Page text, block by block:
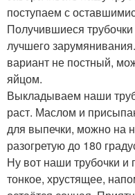
поступаем с
Получившиеся
лучшего
вариант не постный,
яйцом.
Выкладываем наши
раст. Маслом и
для выпечки, можно на
разогретую до 180
Ну вот наши трубочки и
тонкое, хрустящее,